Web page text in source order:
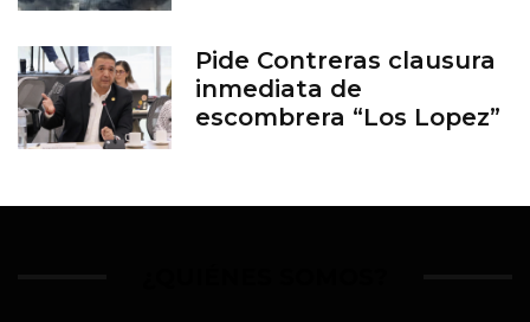
Pide Contreras clausura
inmediata de
escombrera “Los Lopez”